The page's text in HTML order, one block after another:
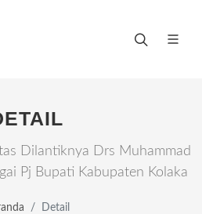
Dilantiknya Drs Muhammad
Pj Bupati Kabupaten Kolaka
Detail